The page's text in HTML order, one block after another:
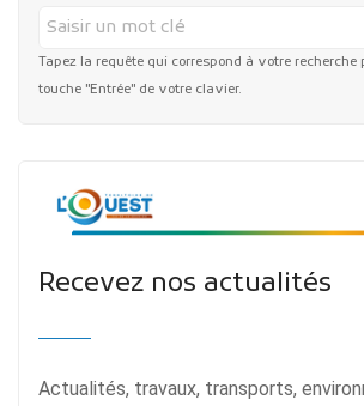
Tapez la requête qui correspond à votre
touche "Entrée" de votre clavier.
Recevez nos actualités
Actualités, travaux, transports,